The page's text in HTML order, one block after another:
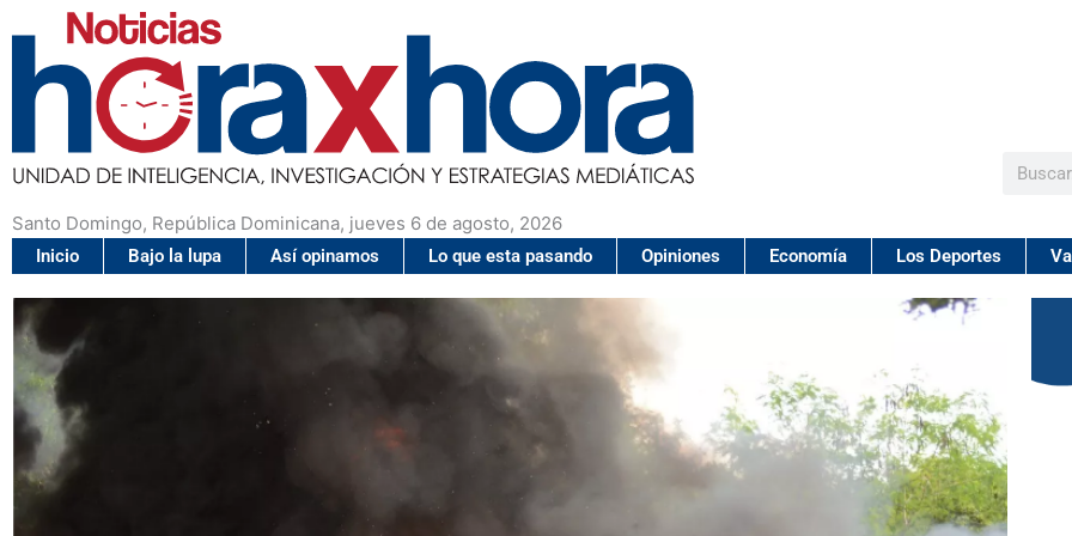
Santo Domingo, República Dominicana, jueves 6 de agosto, 2026
Buscar
Inicio Bajo la lupa Así opinamos Lo que esta pasando Opiniones Economía Los Deportes